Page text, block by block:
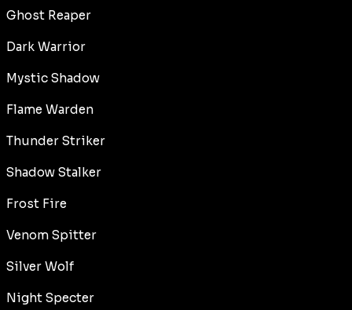
Ghost Reaper
Dark Warrior
Mystic Shadow
Flame Warden
Thunder Striker
Shadow Stalker
Frost Fire
Venom Spitter
Silver Wolf
Night Specter